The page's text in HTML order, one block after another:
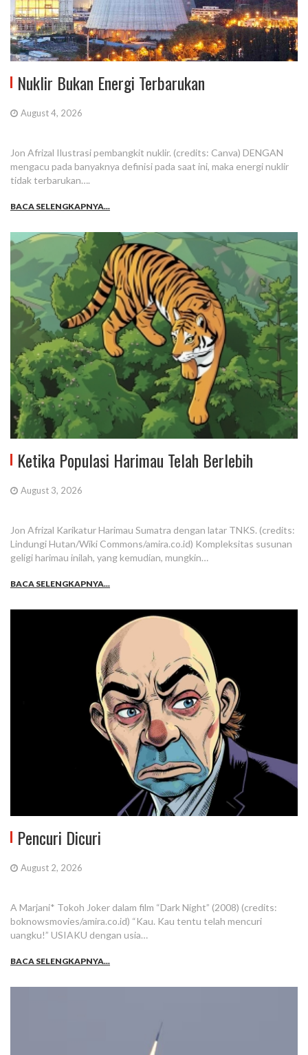
Nuklir Bukan Energi Terbarukan
August 4, 2026
Jon Afrizal Ilustrasi pembangkit nuklir. (credits: Canva) DENGAN
mengacu pada banyaknya definisi pada saat ini, maka energi nuklir
tidak terbarukan….
BACA SELENGKAPNYA...
Ketika Populasi Harimau Telah Berlebih
August 3, 2026
Jon Afrizal Karikatur Harimau Sumatra dengan latar TNKS. (credits:
Lindungi Hutan/Wiki Commons/amira.co.id) Kompleksitas susunan
geligi harimau inilah, yang kemudian, mungkin…
BACA SELENGKAPNYA...
Pencuri Dicuri
August 2, 2026
A Marjani* Tokoh Joker dalam film “Dark Night” (2008) (credits:
boknowsmovies/amira.co.id) “Kau. Kau tentu telah mencuri
uangku!” USIAKU dengan usia…
BACA SELENGKAPNYA...